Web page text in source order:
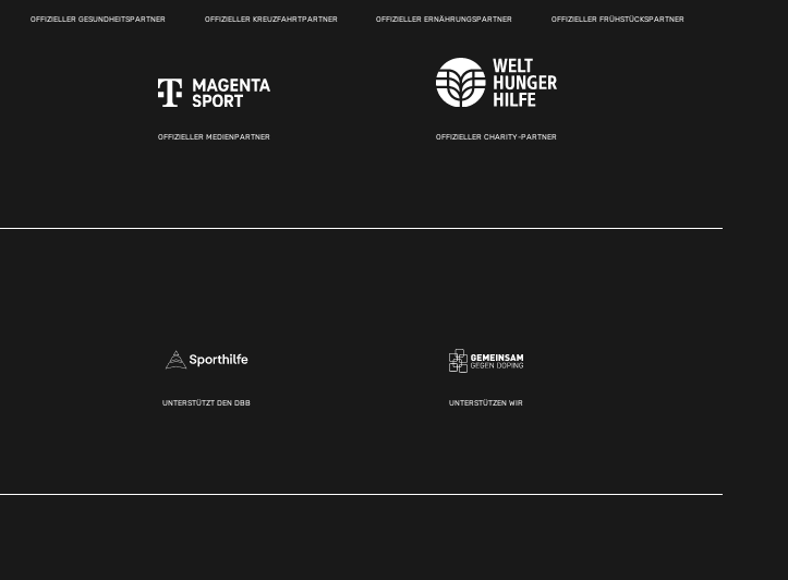
OFFIZIELLER GESUNDHEITSPARTNER OFFIZIELLER KREUZFAHRTPARTNER OFFIZIELLER ERNÄHRUNGSPARTNER OFFIZIELLER FRÜHSTÜCKSPARTNER
OFFIZIELLER MEDIENPARTNER OFFIZIELLER CHARITY-PARTNER
UNTERSTÜTZT DEN DBB UNTERSTÜTZEN WIR